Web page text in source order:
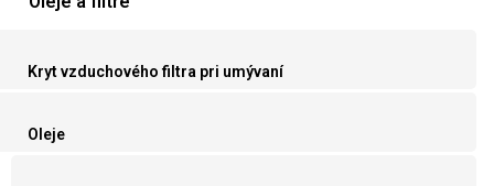
Kryt vzduchového filtra pri umývaní
Oleje